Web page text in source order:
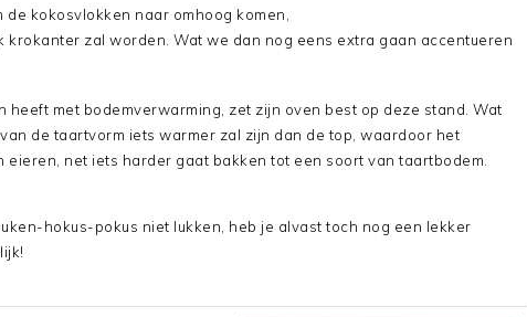
kokosvlokken naar omhoog komen,
krokanter zal worden. Wat we dan nog eens extra gaan accentueren
heeft met bodemverwarming, zet zijn oven best op deze stand. Wat
de taartvorm iets warmer zal zijn dan de top, waardoor het
net iets harder gaat bakken tot een soort van taartbodem.
hokus-pokus niet lukken, heb je alvast toch nog een lekker